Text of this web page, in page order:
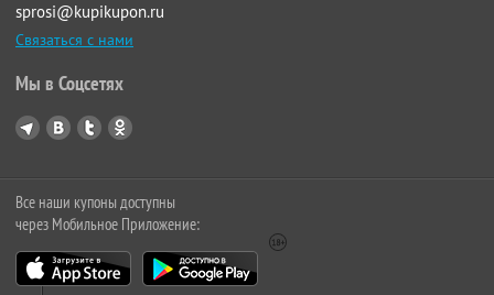
sprosi@kupikupon.ru
Связаться с нами
Мы в Соцсетях
Все наши купоны доступны
через Мобильное Приложение: